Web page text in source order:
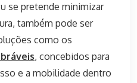
se pretende minimizar
também pode ser
como os
, concebidos para
e a mobilidade dentro